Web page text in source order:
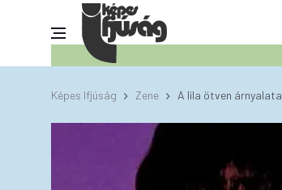
Képes Ifjúság Zene A lila ötven árnyalata